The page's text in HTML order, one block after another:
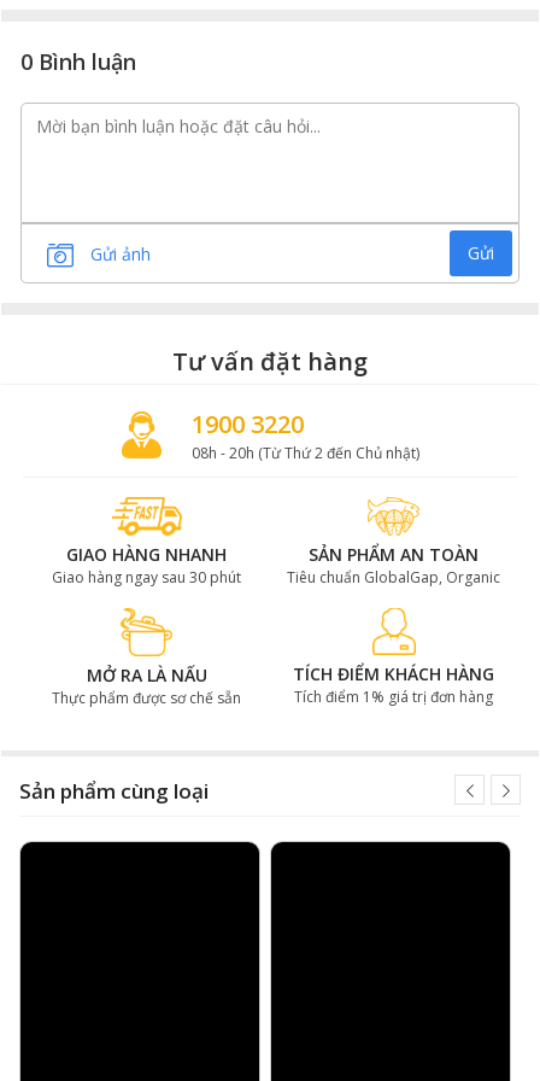
Dẻ sườn bò Wagyu Mỹ vân mỡ đều
Đôi nét về bò Wagyu Mỹ Snake
River Farms
Bò Wagyu Mỹ Snake River Farms là giống bò được lai
tạo giữa giống bò đen Black Angus của Mỹ và bò
Từ năm 1968, Snake River Farms đã trở thành trang
Mỹ từ đó được giới chuyên môn đánh giá rất cao và đã
0 Bình luận
Gửi ảnh Gửi
Tư vấn đặt hàng
1900 3220
08h - 20h (Từ Thứ 2 đến Chủ nhật)
GIAO HÀNG NHANH
Giao hàng ngay sau 30 phút
SẢN PHẨM AN TOÀN
Tiêu chuẩn GlobalGap, Organic
MỞ RA LÀ NẤU
Thực phẩm được sơ chế sẵn
TÍCH ĐIỂM KHÁCH HÀNG
Tích điểm 1% giá trị đơn hàng
Sản phẩm cùng loại